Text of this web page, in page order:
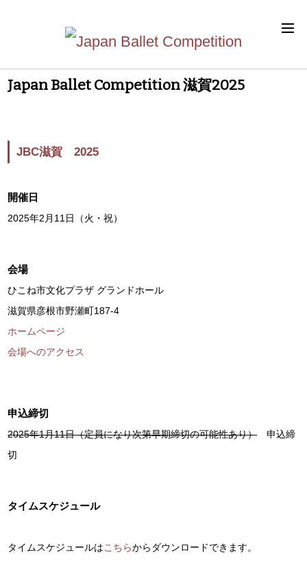
Japan Ballet Competition 滋賀2025
JBC滋賀 2025
開催日
2025年2月11日（火・祝）
会場
ひこね市文化プラザ グランドホール
滋賀県彦根市野瀬町187-4
ホームページ
会場へのアクセス
申込締切
2025年1月11日（定員になり次第早期締切の可能性あり）申込締
切
タイムスケジュール
タイムスケジュールはこちらからダウンロードできます。